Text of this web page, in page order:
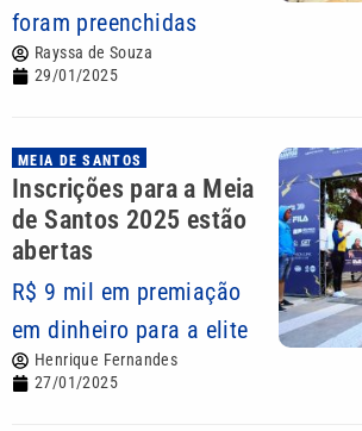
foram preenchidas
Rayssa de Souza
29/01/2025
MEIA DE SANTOS
Inscrições para a Meia
de Santos 2025 estão
abertas
R$ 9 mil em premiação
em dinheiro para a elite
Henrique Fernandes
27/01/2025